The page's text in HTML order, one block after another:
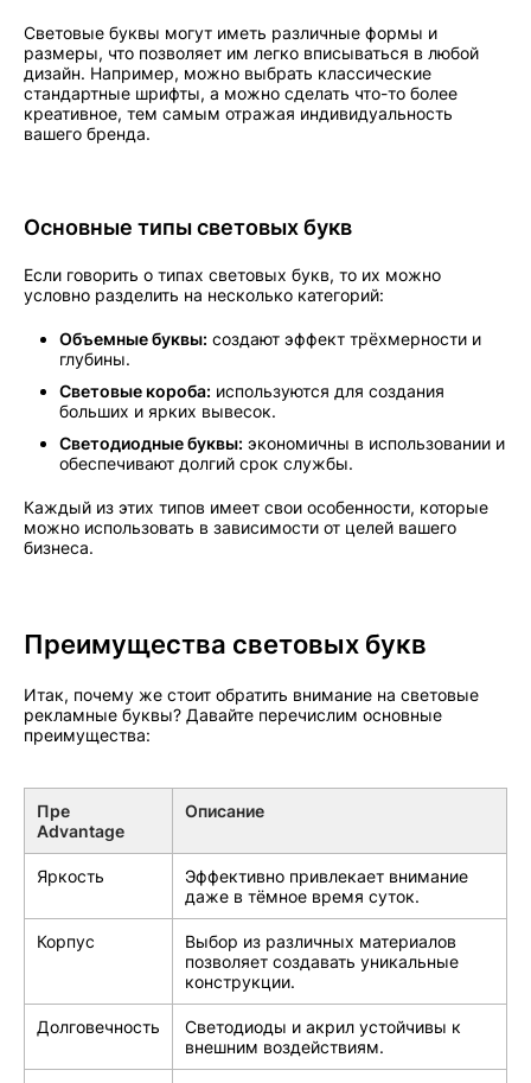
Световые буквы могут иметь различные формы и
размеры, что позволяет им легко вписываться в любой
дизайн. Например, можно выбрать классические
стандартные шрифты, а можно сделать что-то более
креативное, тем самым отражая индивидуальность
вашего бренда.
Основные типы световых букв
Если говорить о типах световых букв, то их можно
условно разделить на несколько категорий:
Объемные буквы: создают эффект трёхмерности и
глубины.
Световые короба: используются для создания
больших и ярких вывесок.
Светодиодные буквы: экономичны в использовании и
обеспечивают долгий срок службы.
Каждый из этих типов имеет свои особенности, которые
можно использовать в зависимости от целей вашего
бизнеса.
Преимущества световых букв
Итак, почему же стоит обратить внимание на световые
рекламные буквы? Давайте перечислим основные
преимущества:
Пре
Advantage
Описание
Яркость
Эффективно привлекает внимание
даже в тёмное время суток.
Корпус
Выбор из различных материалов
позволяет создавать уникальные
конструкции.
Долговечность
Светодиоды и акрил устойчивы к
внешним воздействиям.